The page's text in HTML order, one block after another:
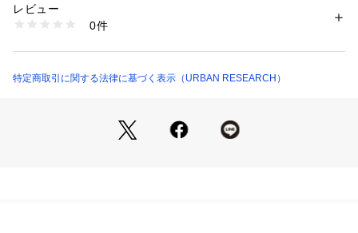
ペルーの国有種で、タンニンを豊富に含むカエサルピニアスピ
化作用で、ブルーライトと近赤外線による光老化を防ぎます。
さらに大気汚染物質によるダメージから肌を守ります。
生産国：日本
商品番号：1650000120661 （モール）
レビュー
0件
特定商取引に関する法律に基づく表示（URBAN RESEARCH）